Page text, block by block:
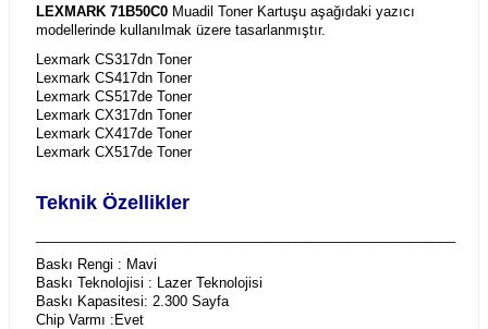
LEXMARK 71B50C0 Muadil Toner Kartuşu aşağıdaki yazıcı
modellerinde kullanılmak üzere tasarlanmıştır.
Lexmark CS317dn Toner
Lexmark CS417dn Toner
Lexmark CS517de Toner
Lexmark CX317dn Toner
Lexmark CX417de Toner
Lexmark CX517de Toner
Teknik Özellikler
Baskı Rengi : Mavi
Baskı Teknolojisi : Lazer Teknolojisi
Baskı Kapasitesi: 2.300 Sayfa
Chip Varmı :Evet